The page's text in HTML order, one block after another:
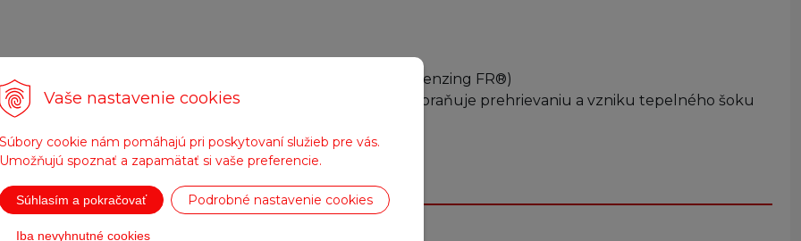
Vaše nastavenie cookies
Súbory cookie nám pomáhajú pri poskytovaní služieb pre vás.
Umožňujú spoznať a zapamätať si vaše preferencie.
Súhlasím a pokračovať Podrobné nastavenie cookies
Iba nevyhnutné cookies
ohňuvzdorná technológia vyvinutá firmou Alpinestars (Lenzing FR®)
svojou tepelnou izoláciou a ohňuvzdornosťou, ktorá zabraňuje prehrievaniu a vzniku tepelného šoku